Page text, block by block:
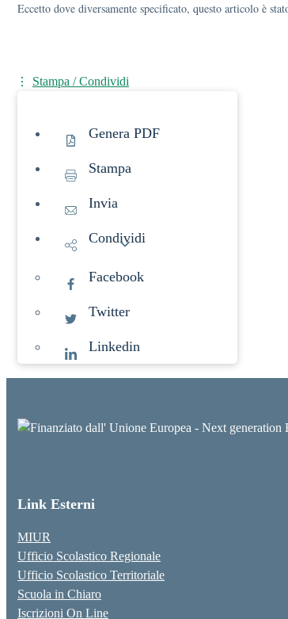
Eccetto dove diversamente specificato, questo articolo è
Stampa / Condividi
Genera PDF
Stampa
Invia
Condividi
Facebook
Twitter
Linkedin
Link Esterni
MIUR
Ufficio Scolastico Regionale
Ufficio Scolastico Territoriale
Scuola in Chiaro
Iscrizioni On Line